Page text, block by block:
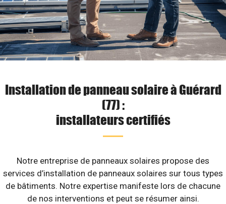
Installation de panneau solaire à Guérard
(77) :
installateurs certifiés
Notre entreprise de panneaux solaires propose des
services d’installation de panneaux solaires sur tous types
de bâtiments. Notre expertise manifeste lors de chacune
de nos interventions et peut se résumer ainsi.